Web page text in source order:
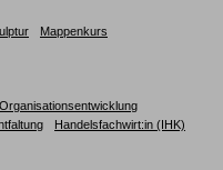
Mappenkurs
Handelsfachwirt:in (IHK)